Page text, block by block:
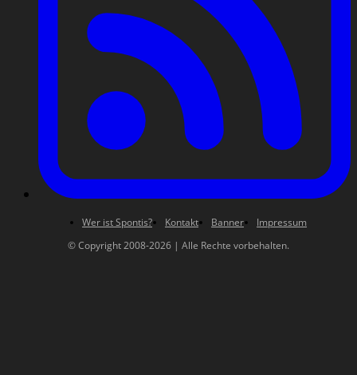
Wer ist Spontis? Kontakt Banner
Impressum
© Copyright 2008-2026 | Alle Rechte vorbehalten.